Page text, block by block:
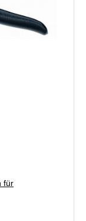
für